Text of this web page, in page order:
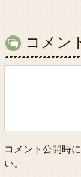
コメン
コメント公開時
い。